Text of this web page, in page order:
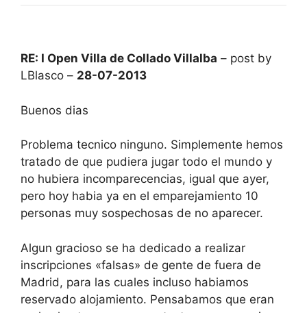
RE: I Open Villa de Collado Villalba – post by
LBlasco – 28-07-2013
Buenos dias
Problema tecnico ninguno. Simplemente hemos
tratado de que pudiera jugar todo el mundo y
no hubiera incomparecencias, igual que ayer,
pero hoy habia ya en el emparejamiento 10
personas muy sospechosas de no aparecer.
Algun gracioso se ha dedicado a realizar
inscripciones «falsas» de gente de fuera de
Madrid, para las cuales incluso habiamos
reservado alojamiento. Pensabamos que eran